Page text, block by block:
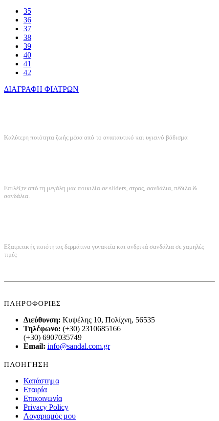
35
36
37
38
39
40
41
42
ΔΙΑΓΡΑΦΗ ΦΙΛΤΡΩΝ
Καλύτερη ποιότητα ζωής μέσα από το αναπαυτικό και υγιεινό βάδισμα
Επιλέξτε από τη μεγάλη μας ποικιλία σε sliders, στρας, σανδάλια, πέδιλα &
σανδάλια.
Εξαιρετικής ποιότητας δερμάτινα γυνακεία και ανδρικά σανδάλια σε χαμηλές
τιμές
ΠΛΗΡΟΦΟΡΙΕΣ
Διεύθυνση: Κυψέλης 10, Πολίχνη, 56535
Τηλέφωνο: (+30) 2310685166
(+30) 6907035749
Email: info@sandal.com.gr
ΠΛΟΗΓΗΣΗ
Κατάστημα
Εταιρία
Επικοινωνία
Privacy Policy
Λογαριαμός μου